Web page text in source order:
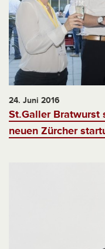
24. Juni 2016
St.Galler Bratwurst
neuen Zürcher